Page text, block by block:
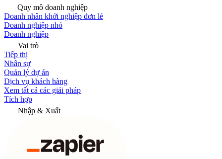
Quy mô doanh nghiệp
Doanh nhân khởi nghiệp đơn lẻ
Doanh nghiệp nhỏ
Doanh nghiệp
Vai trò
Tiếp thị
Nhân sự
Quản lý dự án
Dịch vụ khách hàng
Xem tất cả các giải pháp
Tích hợp
Nhập & Xuất